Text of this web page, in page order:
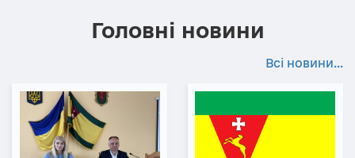
Головні новини
Всі новини...